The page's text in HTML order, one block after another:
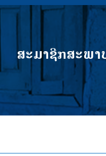
ສະ​ມາ​ຊີກ​ສະ​ພາ​